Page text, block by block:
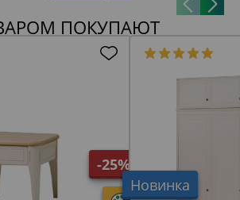
ПОКУПАЮТ
-25%
Новинка